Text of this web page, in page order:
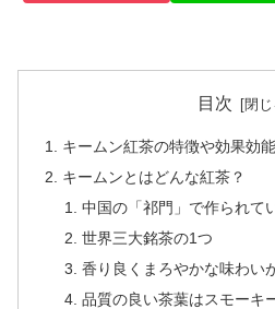
目次
キームン紅茶の特徴や効果効
キームンとはどんな紅茶？
中国の「祁門」で作られて
世界三大銘茶の1つ
香り良くまろやかな味わい
品質の良い茶葉はスモーキ